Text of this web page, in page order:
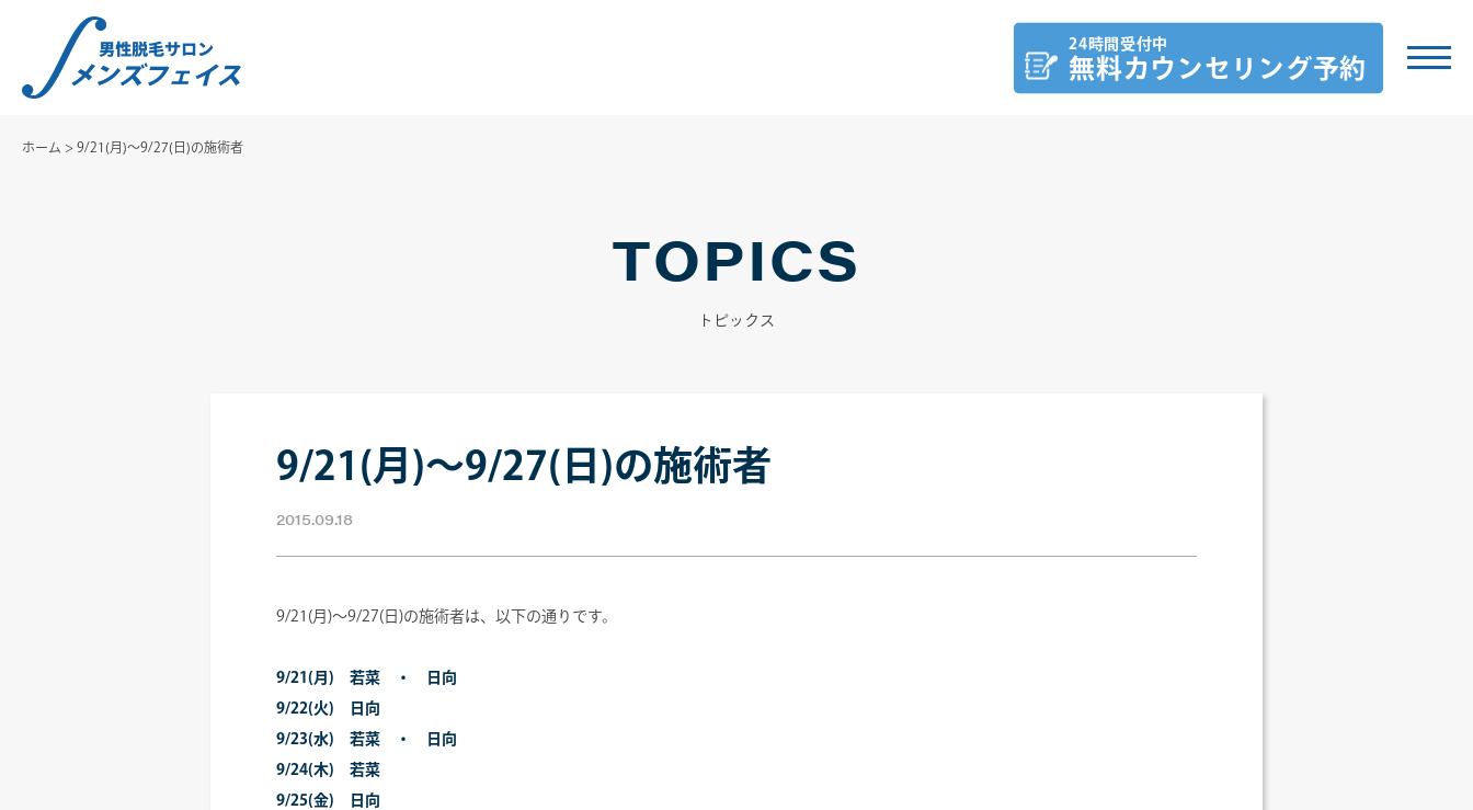
24時間受付中
無料カウンセリング予約
ホーム > 9/21(月)～9/27(日)の施術者
TOPICS
トピックス
9/21(月)～9/27(日)の施術者
2015.09.18
9/21(月)～9/27(日)の施術者は、以下の通りです。
9/21(月) 若菜 ・ 日向
9/22(火) 日向
9/23(水) 若菜 ・ 日向
9/24(木) 若菜
9/25(金) 日向